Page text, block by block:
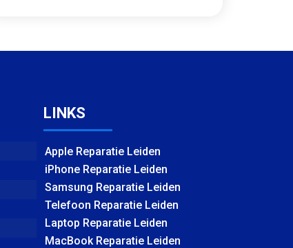
LINKS
Apple Reparatie Leiden
iPhone Reparatie Leiden
Samsung Reparatie Leiden
Telefoon Reparatie Leiden
Laptop Reparatie Leiden
MacBook Reparatie Leiden